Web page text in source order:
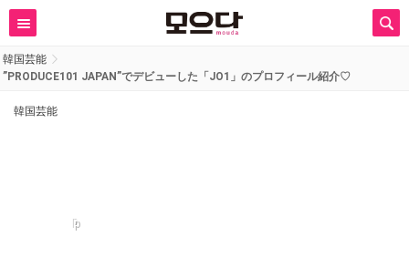
韓国芸能
”PRODUCE101 JAPAN”でデビューした「JO1」のプロフィール紹介♡
韓国芸能
p